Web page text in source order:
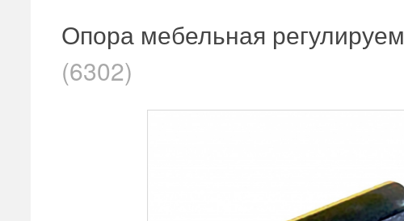
Опора мебельная
(6302)